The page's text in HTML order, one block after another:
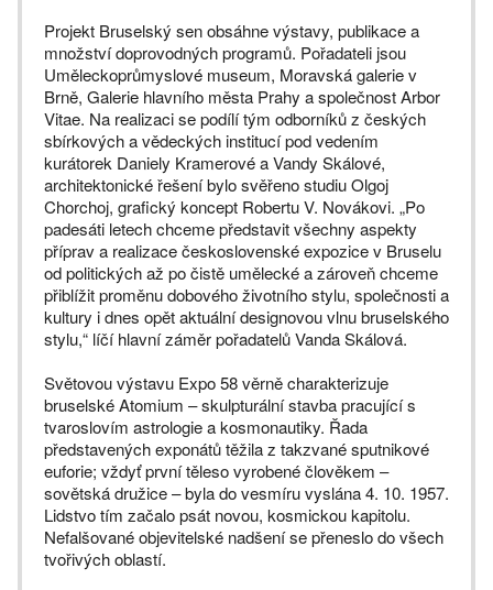
Projekt Bruselský sen obsáhne výstavy, publikace a
množství doprovodných programů. Pořadateli jsou
Uměleckoprůmyslové museum, Moravská galerie v
Brně, Galerie hlavního města Prahy a společnost Arbor
Vitae. Na realizaci se podílí tým odborníků z českých
sbírkových a vědeckých institucí pod vedením
kurátorek Daniely Kramerové a Vandy Skálové,
architektonické řešení bylo svěřeno studiu Olgoj
Chorchoj, grafický koncept Robertu V. Novákovi. „Po
padesáti letech chceme představit všechny aspekty
příprav a realizace československé expozice v Bruselu
od politických až po čistě umělecké a zároveň chceme
přiblížit proměnu dobového životního stylu, společnosti a
kultury i dnes opět aktuální designovou vlnu bruselského
stylu,“ líčí hlavní záměr pořadatelů Vanda Skálová.
Světovou výstavu Expo 58 věrně charakterizuje
bruselské Atomium – skulpturální stavba pracující s
tvaroslovím astrologie a kosmonautiky. Řada
představených exponátů těžila z takzvané sputnikové
euforie; vždyť první těleso vyrobené člověkem –
sovětská družice – byla do vesmíru vyslána 4. 10. 1957.
Lidstvo tím začalo psát novou, kosmickou kapitolu.
Nefalšované objevitelské nadšení se přeneslo do všech
tvořivých oblastí.